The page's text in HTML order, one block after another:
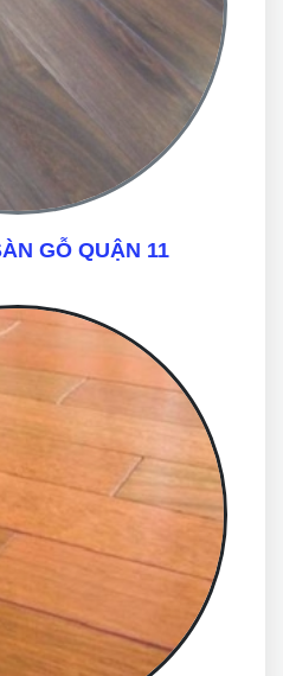
GỖ QUẬN 11